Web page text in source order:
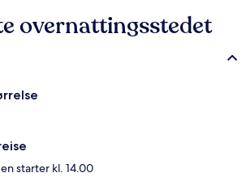
overnattingsstedet
starter kl. 14.00